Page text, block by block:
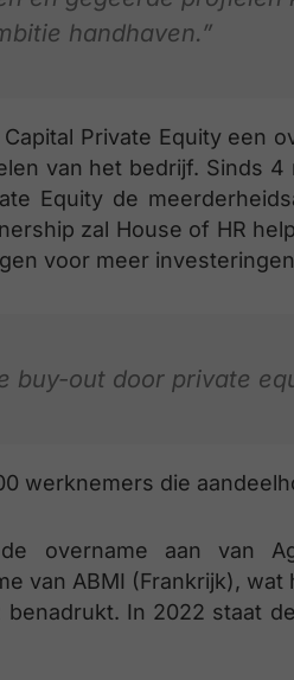
handhaven.”
Private Equity een
van het bedrijf. Sinds
Equity de
zal House of HR
voor meer
buy-out door private
werknemers die
overname aan van
van ABMI (Frankrijk), wat
In 2022 staat